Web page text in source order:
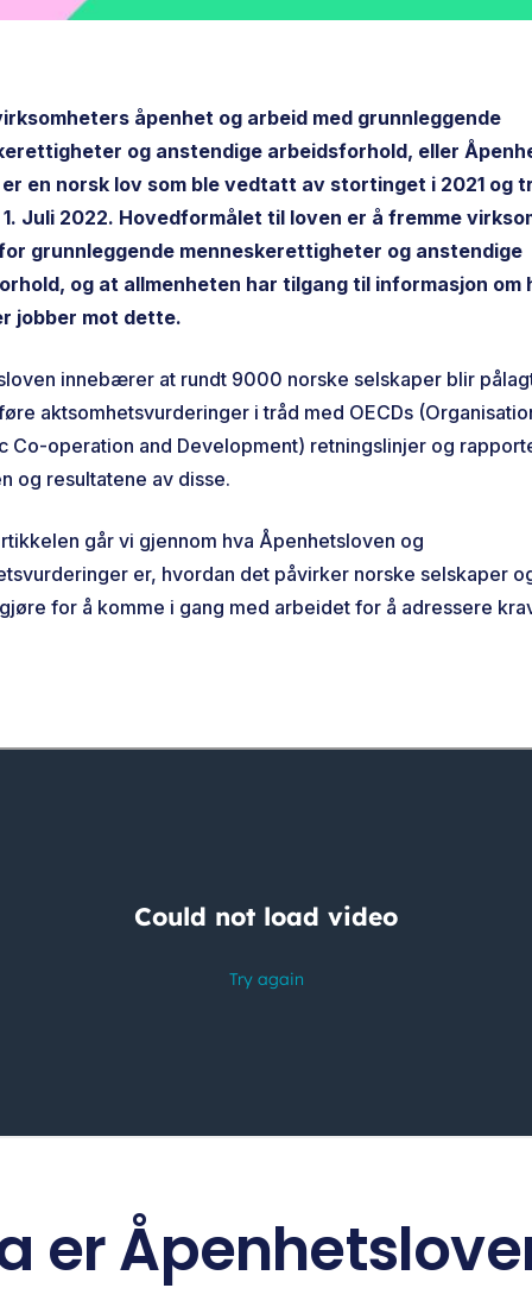
åpenhet og arbeid med grunnleggende
og anstendige arbeidsforhold, eller
en norsk lov som ble vedtatt av stortinget i 2021 og
Juli 2022. Hovedformålet til loven er å fremme
grunnleggende menneskerettigheter og anstendige
og at allmenheten har tilgang til informasjon om
jobber mot dette.
innebærer at rundt 9000 norske selskaper blir
aktsomhetsvurderinger i tråd med OECDs
Co-operation and Development) retningslinjer og
og resultatene av disse.
går vi gjennom hva Åpenhetsloven og
er, hvordan det påvirker norske selskaper
for å komme i gang med arbeidet for å adressere
er